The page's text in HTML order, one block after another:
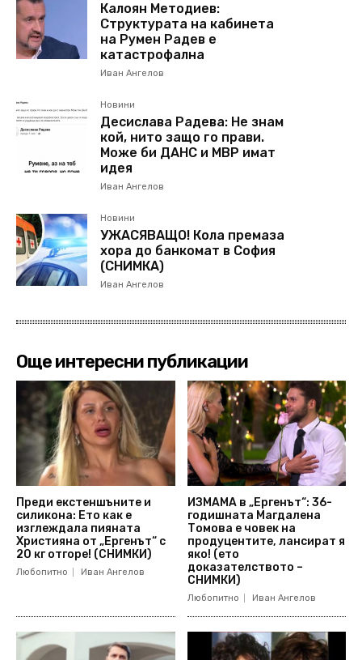
Калоян Методиев:
Структурата на кабинета
на Румен Радев е
катастрофална
Иван Ангелов
Новини
Десислава Радева: Не знам
кой, нито защо го прави.
Може би ДАНС и МВР имат
идея
Иван Ангелов
Новини
УЖАСЯВАЩО! Кола премаза
хора до банкомат в София
(СНИМКА)
Иван Ангелов
Още интересни публикации
Преди екстеншъните и
силикона: Ето как е
изглеждала пияната
Християна от „Ергенът“ с
20 кг отгоре! (СНИМКИ)
Любопитно Иван Ангелов
ИЗМАМА в „Ергенът“: 36-
годишната Магдалена
Томова е човек на
продуцентите, лансират я
яко! (ето
доказателството –
СНИМКИ)
Любопитно Иван Ангелов